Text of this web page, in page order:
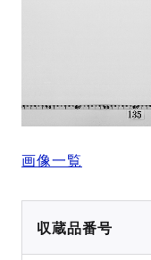
画像一覧
収蔵品番号